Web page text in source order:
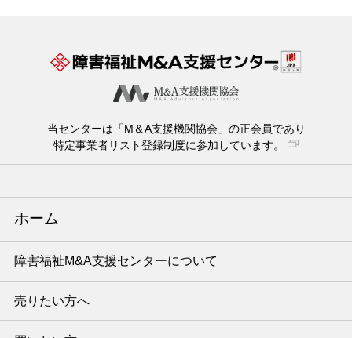
当センターは「M＆A支援機関協会」の正会員であり
特定事業者リスト登録制度に参加しています。
ホーム
障害福祉M&A支援センターについて
売りたい方へ